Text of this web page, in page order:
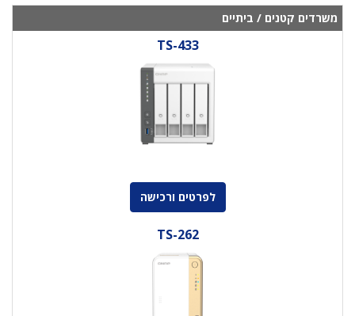
משרדים קטנים / ביתיים
TS-433
לפרטים ורכישה
TS-262